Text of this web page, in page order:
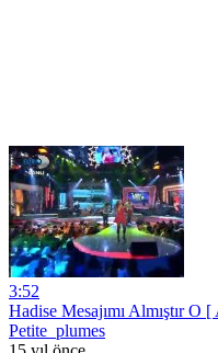
3:52
Hadise Mesajımı Almıştır
Petite_plumes